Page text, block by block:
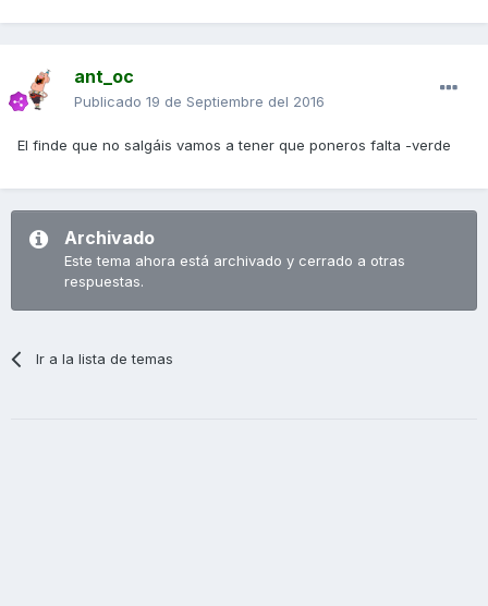
ant_oc
Publicado 19 de Septiembre del 2016
El finde que no salgáis vamos a tener que poneros falta -verde
Archivado
Este tema ahora está archivado y cerrado a otras
respuestas.
Ir a la lista de temas